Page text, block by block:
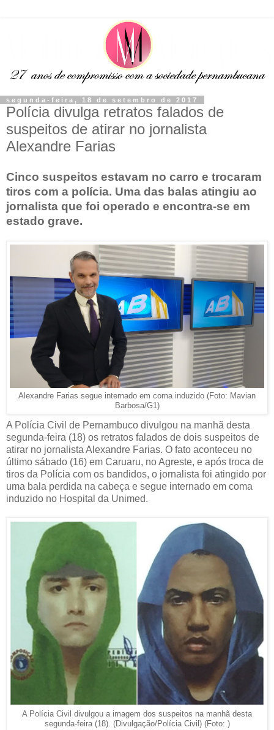
segunda-feira, 18 de setembro de 2017
Polícia divulga retratos falados de
suspeitos de atirar no jornalista
Alexandre Farias
Cinco suspeitos estavam no carro e trocaram
tiros com a polícia. Uma das balas atingiu ao
jornalista que foi operado e encontra-se em
estado grave.
Alexandre Farias segue internado em coma induzido (Foto: Mavian
Barbosa/G1)
A Polícia Civil de Pernambuco divulgou na manhã desta
segunda-feira (18) os retratos falados de dois suspeitos de
atirar no jornalista Alexandre Farias. O fato aconteceu no
último sábado (16) em Caruaru, no Agreste, e após troca de
tiros da Polícia com os bandidos, o jornalista foi atingido por
uma bala perdida na cabeça e segue internado em coma
induzido no Hospital da Unimed.
A Polícia Civil divulgou a imagem dos suspeitos na manhã desta
segunda-feira (18). (Divulgação/Polícia Civil) (Foto: )